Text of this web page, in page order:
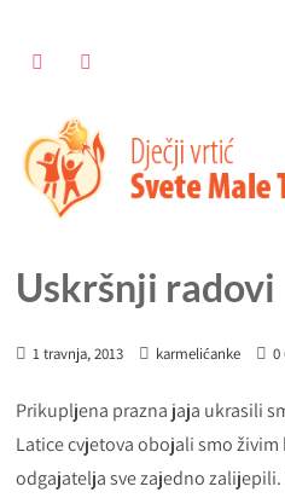
Uskršnji radovi
1 travnja, 2013 karmelićanke 0
Prikupljena prazna jaja ukrasili
Latice cvjetova obojali smo
odgajatelja sve zajedno